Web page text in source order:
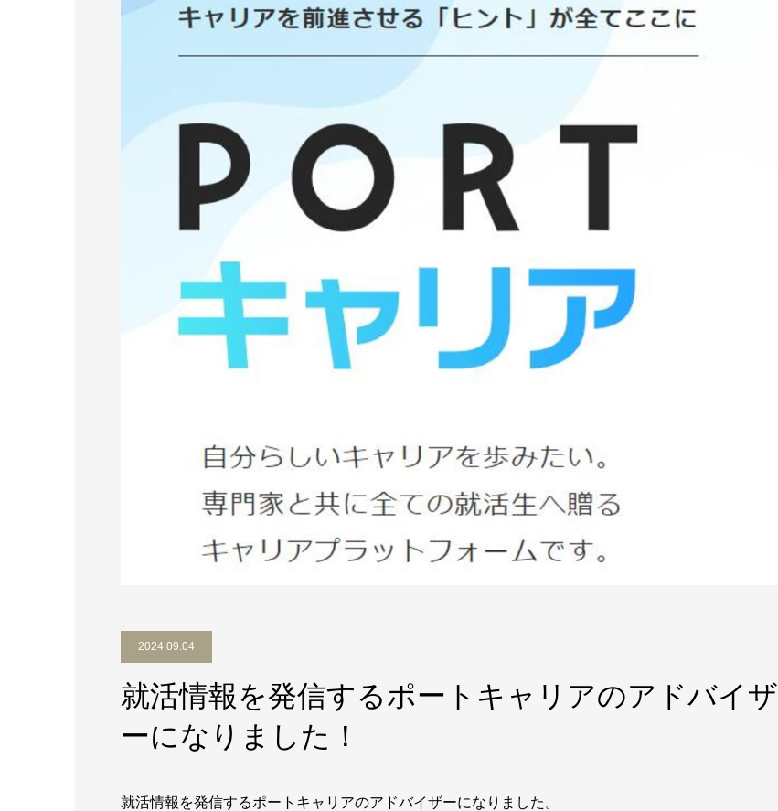
2024.09.04
就活情報を発信するポートキャリアのアドバイザ
ーになりました！
就活情報を発信するポートキャリアのアドバイザーになりました。